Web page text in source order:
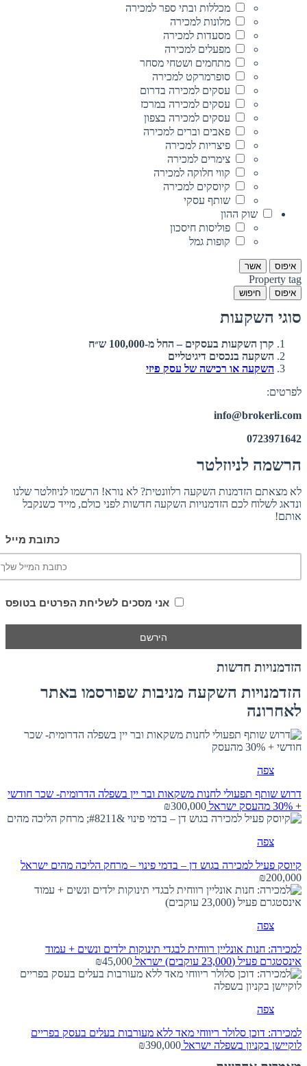
מכללות ובתי ספר למכירה
מלונות למכירה
מסעדות למכירה
מפעלים למכירה
מתחמים ושטחי מסחר
סופרמרקט למכירה
עסקים למכירה בדרום
עסקים למכירה במרכז
עסקים למכירה בצפון
פאבים וברים למכירה
פיצריות למכירה
צימרים למכירה
קווי חלוקה למכירה
קיוסקים למכירה
שותף עסקי
שוק ההון
פוליסות חיסכון
קופות גמל
איפוס אשר
Property tag
איפוס חיפוש
סוגי השקעות
קרן השקעות בעסקים – החל מ-100,000 ש״ח
השקעה בנכסים דיגיטליים
השקעה או רכישה של עסק פיזי
לפרטים:
info@brokerli.com
0723971642
הרשמה לניוזלטר
לא מצאתם הזדמנות השקעה רלוונטית? לא נורא! הרשמו לניוזלטר שלנו
ונדאג לשלוח לכם הזדמנויות השקעה חדשות לפני כולם, מייד כשנקבל
אותם!
כתובת מייל
אני מסכים לשליחת הפרטים בטופס
הזדמנויות חדשות
הזדמנויות השקעה מניבות שפורסמו באתר
לאחרונה
צפה
דרוש שותף תפעולי לחנות משקאות ובר יין בשפלה הדרומית- שכר חודשי
+ 30% מהעסק
ישראל ₪300,000
צפה
קיוסק פעיל למכירה בגוש דן – בדמי פינוי – מרחק הליכה מהים ישראל
₪200,000
צפה
למכירה: חנות אונליין רווחית לבגדי תינוקות ילדים ונשים + עמוד
אינסטגרם פעיל (23,000 עוקבים)
ישראל ₪45,000
צפה
למכירה: דוכן סלולר ריווחי מאד ללא מעורבות בעלים בעסק בפריים
לוקיישן בקניון בשפלה ישראל ₪390,000